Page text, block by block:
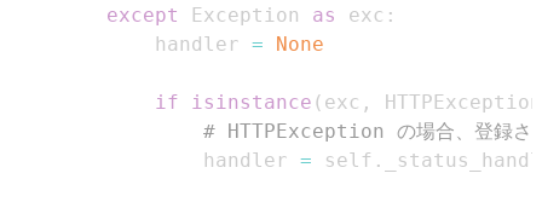
except
Exception as exc :
            handler
= None
if isinstance ( exc ,
HTTPException
# HTTPException の場合、登録さ
                handler
= self .